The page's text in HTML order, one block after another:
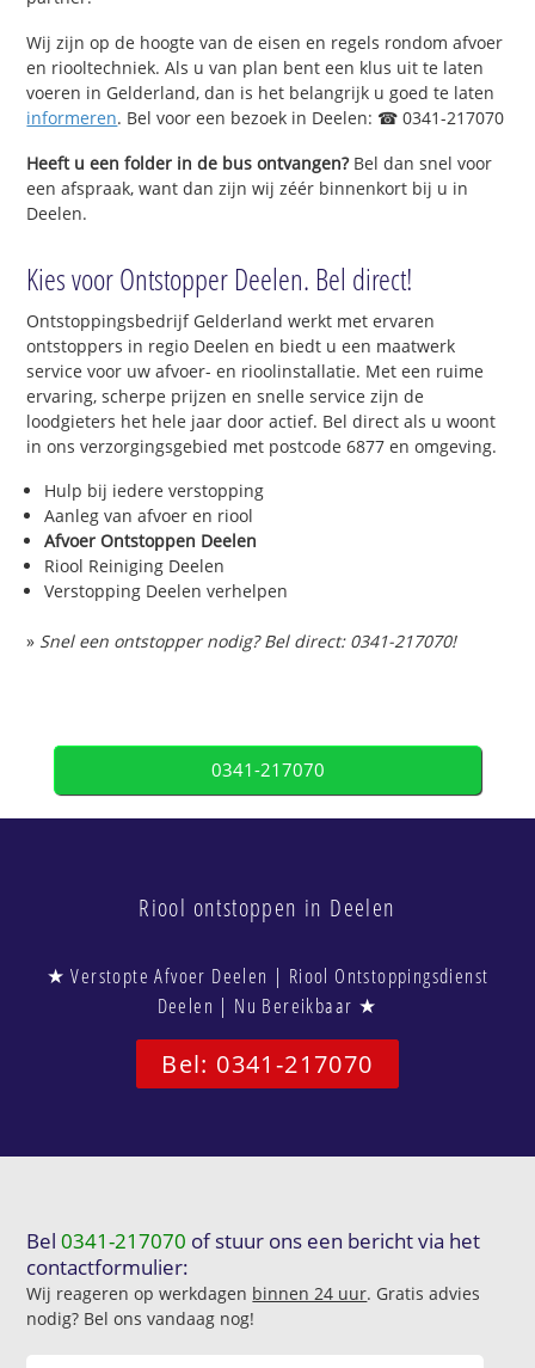
Wij zijn op de hoogte van de eisen en regels rondom afvoer
en riooltechniek. Als u van plan bent een klus uit te laten
voeren in Gelderland, dan is het belangrijk u goed te laten
informeren. Bel voor een bezoek in Deelen: ☎ 0341-217070
Heeft u een folder in de bus ontvangen?Bel dan snel voor
een afspraak, want dan zijn wij zéér binnenkort bij u in
Deelen.
Kies voor Ontstopper Deelen. Bel direct!
Ontstoppingsbedrijf Gelderland werkt met ervaren
ontstoppers in regio Deelen en biedt u een maatwerk
service voor uw afvoer- en rioolinstallatie. Met een ruime
ervaring, scherpe prijzen en snelle service zijn de
loodgieters het hele jaar door actief. Bel direct als u woont
in ons verzorgingsgebied met postcode 6877 en omgeving.
Hulp bij iedere verstopping
Aanleg van afvoer en riool
Afvoer Ontstoppen Deelen
Riool Reiniging Deelen
Verstopping Deelen verhelpen
» Snel een ontstopper nodig? Bel direct: 0341-217070!
0341-217070
Riool ontstoppen in Deelen
★ Verstopte Afvoer Deelen | Riool Ontstoppingsdienst
Deelen | Nu Bereikbaar ★
Bel: 0341-217070
Bel0341-217070 of stuur ons een bericht via het
contactformulier:
Wij reageren op werkdagen binnen 24 uur. Gratis advies
nodig? Bel ons vandaag nog!